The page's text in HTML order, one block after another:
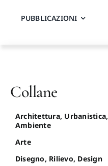
PUBBLICAZIONI
Collane
Architettura, Urbanistica,
Ambiente
Arte
Disegno, Rilievo, Design